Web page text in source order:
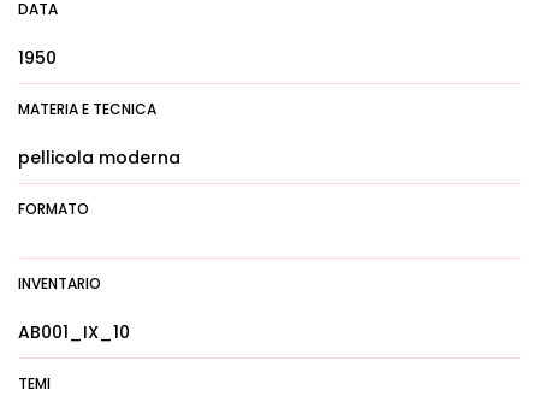
DATA
1950
MATERIA E TECNICA
pellicola moderna
FORMATO
INVENTARIO
AB001_IX_10
TEMI